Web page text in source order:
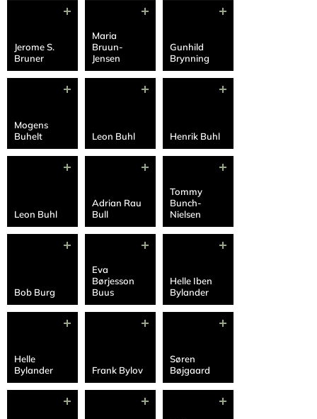
Jerome S.
Bruner
Maria
Bruun-
Jensen
Gunhild
Brynning
Mogens
Buhelt
Leon Buhl Henrik Buhl
Leon Buhl
Adrian Rau
Bull
Tommy
Bunch-
Nielsen
Bob Burg
Eva
Børjesson
Buus
Helle Iben
Bylander
Helle
Bylander
Frank Bylov
Søren
Bøjgaard